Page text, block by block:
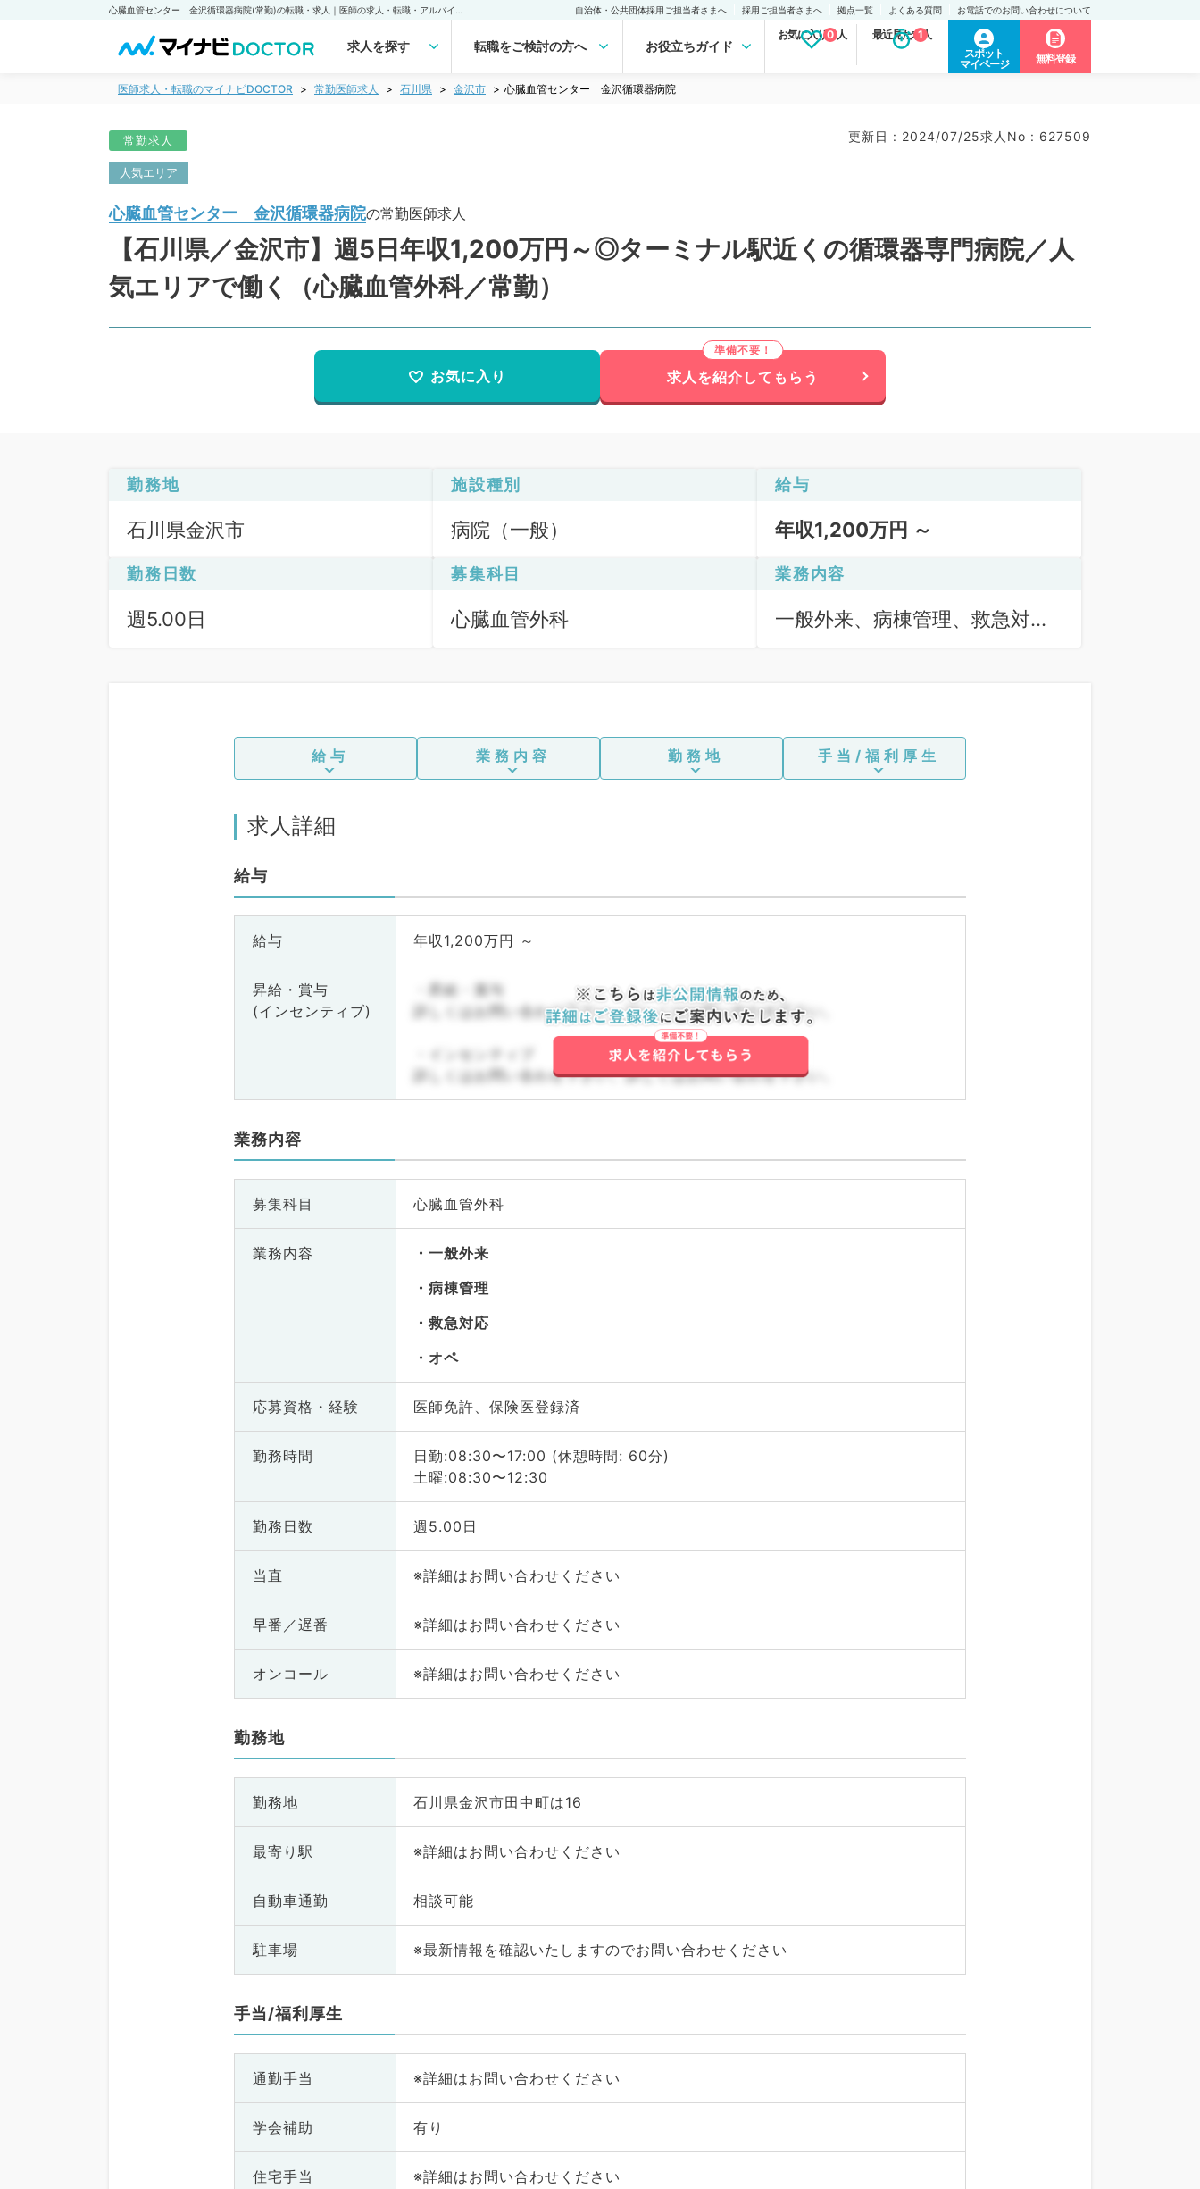
自治体・公共団体採用ご担当者さまへ 採用ご担当者さまへ 拠点一覧 よくある質問 お電話でのお問い合わせについて
求人を探す 転職をご検討の方へ お役立ちガイド
お気に入り求人
0 最近見た求人
1
スポット
マイページ
無料登録
医師求人・転職のマイナビDOCTOR 常勤医師求人 石川県 金沢市 心臓血管センター 金沢循環器病院
常勤求人 更新日 : 2024/07/25求人No : 627509
人気エリア
心臓血管センター 金沢循環器病院の常勤医師求人
【石川県／金沢市】週5日年収1,200万円～◎ターミナル駅近くの循環器専門病院／人
気エリアで働く（心臓血管外科／常勤）
お気に入り 求人を紹介してもらう
勤務地
石川県金沢市
施設種別
病院（一般）
給与
年収1,200万円 ～
勤務日数
週5.00日
募集科目
心臓血管外科
業務内容
一般外来、病棟管理、救急対
給与 業務内容 勤務地 手当/福利厚生
求人詳細
給与
給与 年収1,200万円 ～
昇給・賞与
(インセンティブ)
・昇給・賞与
詳しくはお問い合わせ下さい。詳しくはお問い合わせ下さい。
・インセンティブ
詳しくはお問い合わせ下さい。詳しくはお問い合わせ下さい。
業務内容
募集科目 心臓血管外科
業務内容
一般外来
病棟管理
救急対応
オペ
応募資格・ 経験 医師免許、保険医登録済
勤務時間
日勤:08:30〜17:00 (休憩時間: 60分)
土曜:08:30〜12:30
勤務日数 週5.00日
当直 ※詳細はお問い合わせください
早番／遅番 ※詳細はお問い合わせください
オンコール ※詳細はお問い合わせください
勤務地
勤務地 石川県金沢市田中町は16
最寄り駅 ※詳細はお問い合わせください
自動車通勤 相談可能
駐車場 ※最新情報を確認いたしますのでお問い合わせください
手当/福利厚生
通勤手当 ※詳細はお問い合わせください
学会補助 有り
住宅手当 ※詳細はお問い合わせください